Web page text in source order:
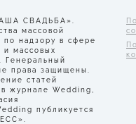
СВАДЬБА».
массовой
надзору в сфере
и массовых
права защищены.
статей
журнале Wedding,
публикуется